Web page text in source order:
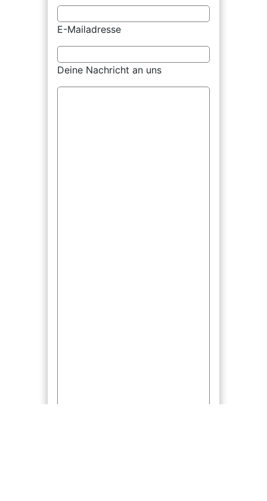
E-Mailadresse
Deine Nachricht an uns